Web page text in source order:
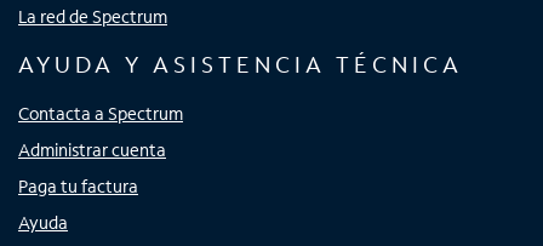
La red de Spectrum
AYUDA Y ASISTENCIA TÉCNICA
Contacta a Spectrum
Administrar cuenta
Paga tu factura
Ayuda